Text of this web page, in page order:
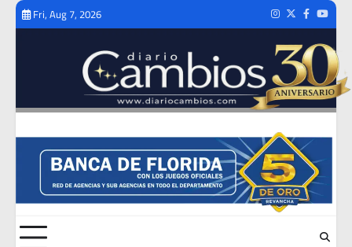
Skip
Fri, Aug 7, 2026 Instagram
TwitterFacebook